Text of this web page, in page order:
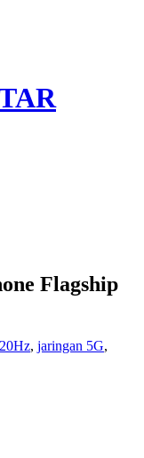
Flagship
, jaringan 5G,